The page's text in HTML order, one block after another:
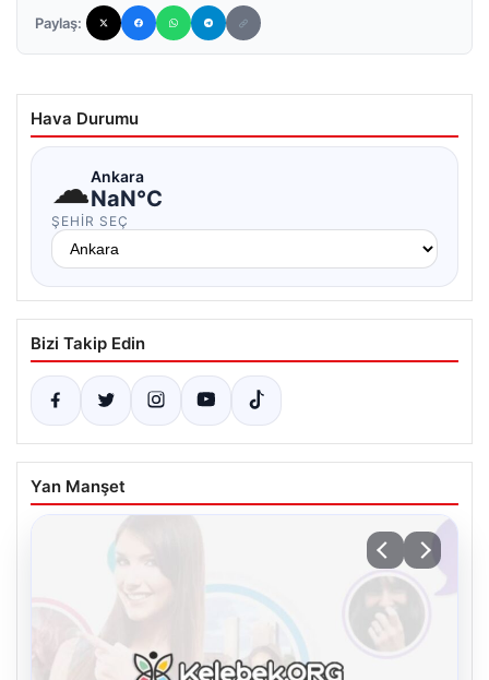
Paylaş:
Hava Durumu
☁Ankara
NaN°C
ŞEHIR SEÇ
Bizi Takip Edin
Yan Manşet